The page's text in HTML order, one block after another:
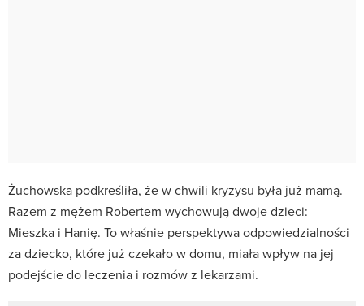
Żuchowska podkreśliła, że w chwili kryzysu była już mamą.
Razem z mężem Robertem wychowują dwoje dzieci:
Mieszka i Hanię. To właśnie perspektywa odpowiedzialności
za dziecko, które już czekało w domu, miała wpływ na jej
podejście do leczenia i rozmów z lekarzami.